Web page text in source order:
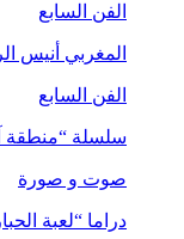
الفن السابع
المغربي أنيس
الفن السابع
سلسلة “منطقة
صوت و صورة
دراما “لعبة